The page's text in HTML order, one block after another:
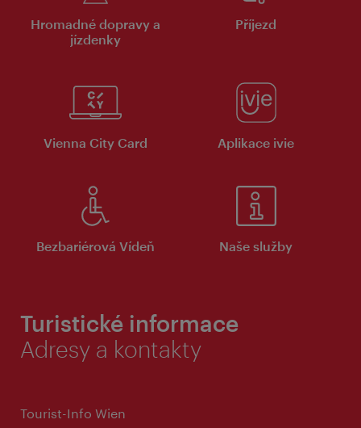
Hromadné dopravy a
jízdenky
Příjezd
Vienna City Card Aplikace ivie
Bezbariérová Vídeň Naše služby
Turistické informace
Adresy a kontakty
Tourist-Info Wien